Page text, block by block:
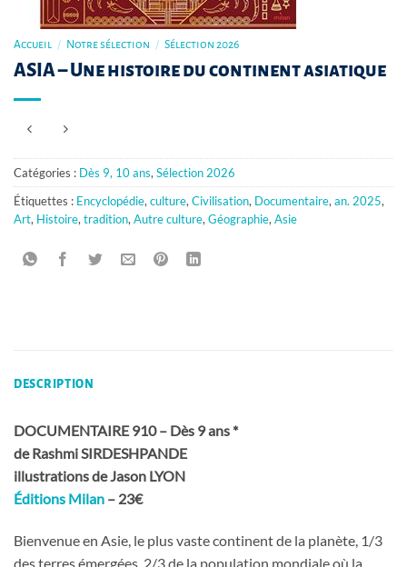
Accueil / Notre sélection / Sélection 2026
ASIA – Une histoire du continent asiatique
Catégories : Dès 9, 10 ans,Sélection 2026
Étiquettes : Encyclopédie,culture,Civilisation, Documentaire,an. 2025,
Art, Histoire,tradition,Autre culture,Géographie,Asie
DESCRIPTION
DOCUMENTAIRE 910 – Dès 9 ans *
de Rashmi SIRDESHPANDE
illustrations de Jason LYON
Éditions Milan – 23€
Bienvenue en Asie, le plus vaste continent de la planète, 1/3
des terres émergées, 2/3 de la population mondiale où la